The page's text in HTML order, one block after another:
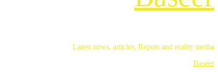
Latest news, articles, Repots and reality media
Primary
Baseer